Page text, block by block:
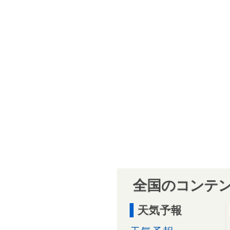
全国のコンテ
天気予報